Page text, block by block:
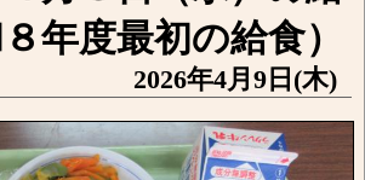
年度最初の給食）
2026年4月9日(木)